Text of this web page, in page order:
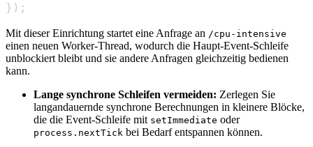
} ) ;
Mit dieser Einrichtung startet eine Anfrage an /cpu-intensive
einen neuen Worker-Thread, wodurch die Haupt-Event-Schleife
unblockiert bleibt und sie andere Anfragen gleichzeitig bedienen
kann.
Lange synchrone Schleifen vermeiden: Zerlegen Sie
langandauernde synchrone Berechnungen in kleinere Blöcke,
die die Event-Schleife mit setImmediate oder
process.nextTick bei Bedarf entspannen können.